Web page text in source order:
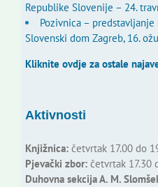
Republike Slovenije – 24.
Pozivnica –
Slovenski dom Zagreb, 16.
Kliknite ovdje za ostale
Aktivnosti
Knjižnica:četvrtak 17.00 do
Pjevački zbor:četvrtak 17.30
Duhovna sekcija A. M.